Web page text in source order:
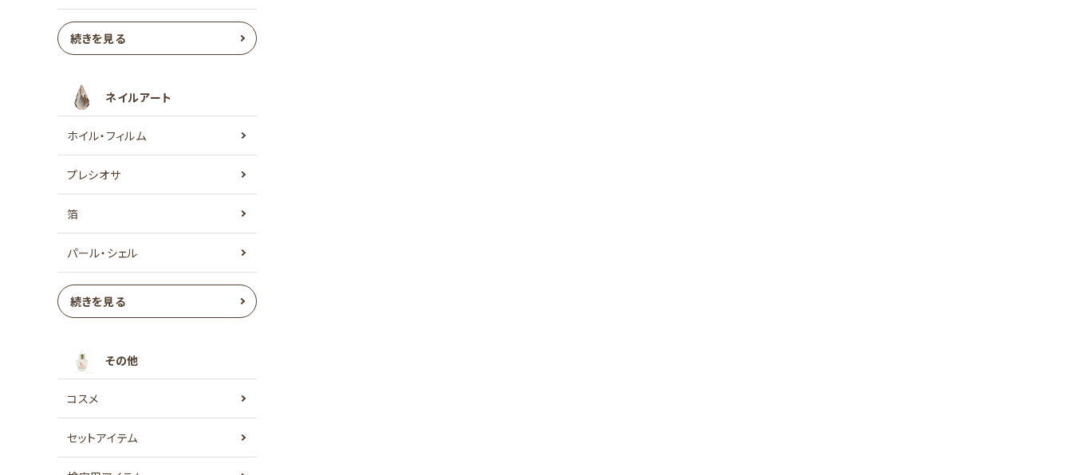
続きを見る
ネイルアート
ホイル・フィルム
プレシオサ
箔
パール・シェル
続きを見る
その他
コスメ
セットアイテム